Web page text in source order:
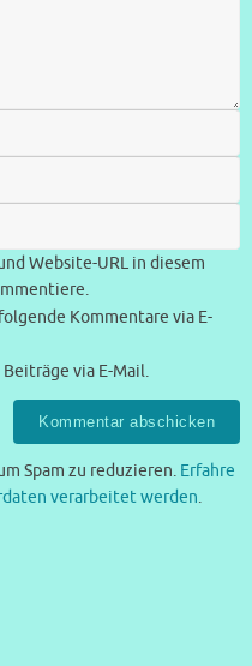
Website-URL in diesem
Kommentare via E-
via E-Mail.
Spam zu reduzieren. Erfahre
verarbeitet werden.